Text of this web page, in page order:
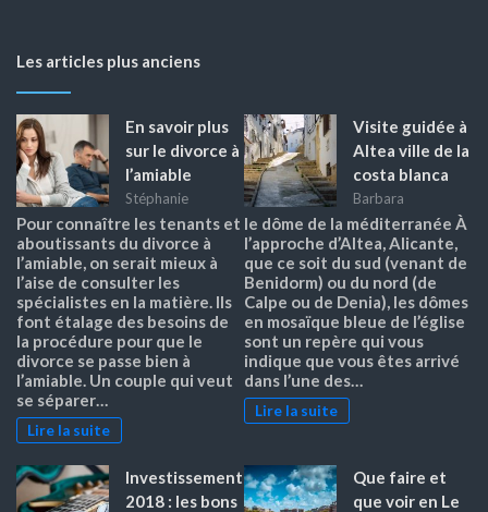
Les articles plus anciens
En savoir plus
sur le divorce à
l’amiable
Stéphanie
Pour connaître les tenants et
aboutissants du divorce à
l’amiable, on serait mieux à
l’aise de consulter les
spécialistes en la matière. Ils
font étalage des besoins de
la procédure pour que le
divorce se passe bien à
l’amiable. Un couple qui veut
se séparer…
Lire la suite
Visite guidée à
Altea ville de la
costa blanca
Barbara
le dôme de la méditerranée À
l’approche d’Altea, Alicante,
que ce soit du sud (venant de
Benidorm) ou du nord (de
Calpe ou de Denia), les dômes
en mosaïque bleue de l’église
sont un repère qui vous
indique que vous êtes arrivé
dans l’une des…
Lire la suite
Investissement
2018 : les bons
Que faire et
que voir en Le